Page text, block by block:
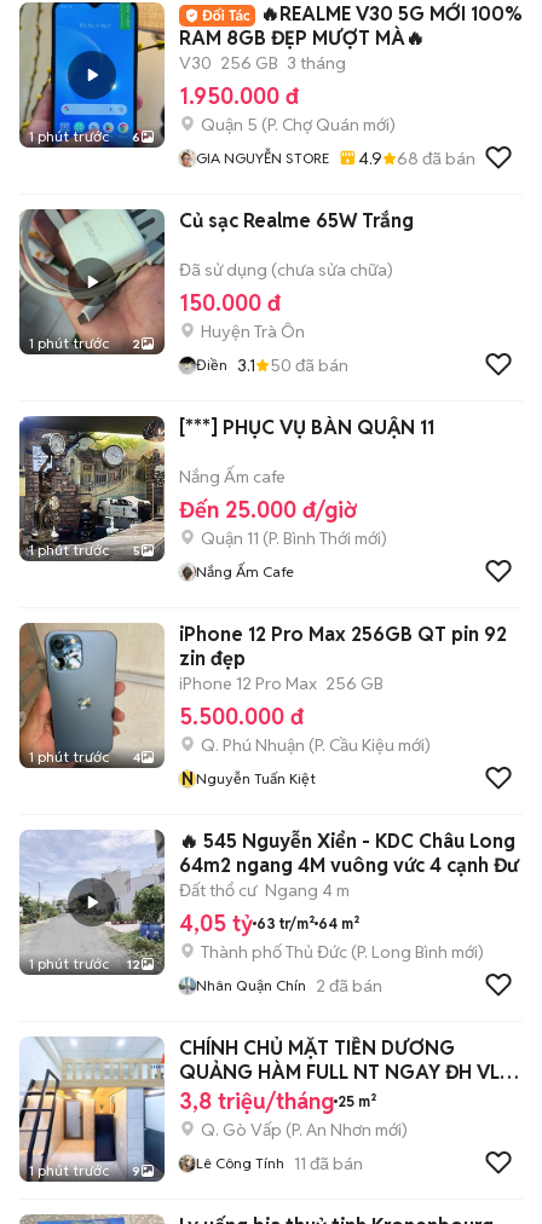
1 phút trước 6
🔥REALME V30 5G MỚI 100%
RAM 8GB ĐẸP MƯỢT MÀ🔥
V30 256 GB 3 tháng
1.950.000 đ
Quận 5 (P. Chợ Quán mới)
GIA NGUYỄN STORE 4.9 68 đã bán
1 phút trước 2
Củ sạc Realme 65W Trắng
Đã sử dụng (chưa sửa chữa)
150.000 đ
Huyện Trà Ôn
Điền 3.1 50 đã bán
1 phút trước 5
[***] PHỤC VỤ BÀN QUẬN 11
Nắng Ấm cafe
Đến 25.000 đ/giờ
Quận 11 (P. Bình Thới mới)
Nắng Ấm Cafe
1 phút trước 4
iPhone 12 Pro Max 256GB QT pin 92
zin đẹp
iPhone 12 Pro Max 256 GB
5.500.000 đ
Q. Phú Nhuận (P. Cầu Kiệu mới)
NNguyễn Tuấn Kiệt
1 phút trước 12
🔥 545 Nguyễn Xiển - KDC Châu Long
64m2 ngang 4M vuông vức 4 cạnh Đư
Đất thổ cư Ngang 4 m
4,05 tỷ 63 tr/m² 64 m²
Thành phố Thủ Đức (P. Long Bình mới)
Nhân Quận Chín 2 đã bán
1 phút trước 9
CHÍNH CHỦ MẶT TIỀN DƯƠNG
QUẢNG HÀM FULL NT NGAY ĐH VL
CS3, IUH, EMART
3,8 triệu/tháng 25 m²
Q. Gò Vấp (P. An Nhơn mới)
Lê Công Tính 11 đã bán